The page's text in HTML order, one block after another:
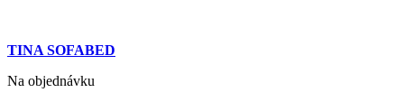
TINA SOFABED
Na objednávku